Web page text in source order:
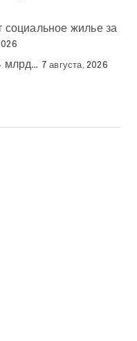
социальное жилье за
млрд… 7 августа, 2026